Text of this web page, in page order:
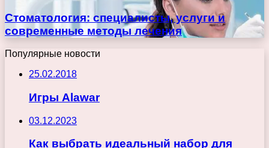
Стоматология: специалисты, услуги и
современные методы лечения
Популярные новости
25.02.2018
Игры Alawar
03.12.2023
Как выбрать идеальный набор для